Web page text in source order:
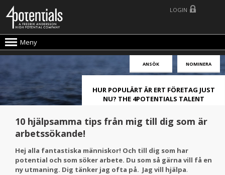
Meny
LOGIN
ANSÖK NOMINERA
HUR POPULÄRT ÄR ERT FÖRETAG JUST
NU? THE 4POTENTIALS TALENT
10 hjälpsamma tips från mig till dig som är
arbetssökande!
Hej alla fantastiska människor! Och till dig som har
potential och som söker arbete. Du som så gärna vill få en
ny utmaning. Dig tänker jag ofta på. Jag vill hjälpa.